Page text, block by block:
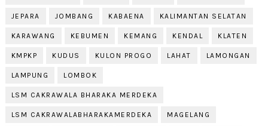
JEPARA JOMBANG KABAENA KALIMANTAN SELATAN
KARAWANG KEBUMEN KEMANG KENDAL KLATEN
KMPKP KUDUS KULON PROGO LAHAT LAMONGAN
LAMPUNG LOMBOK
LSM CAKRAWALA BHARAKA MERDEKA
LSM CAKRAWALABHARAKAMERDEKA MAGELANG